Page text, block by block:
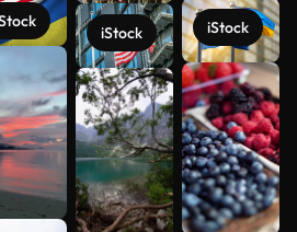
iStock iStock
Mehr
anzeigen